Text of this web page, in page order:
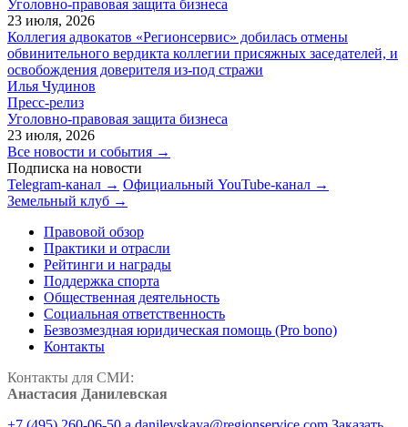
Уголовно-правовая защита бизнеса
23 июля, 2026
Коллегия адвокатов «Регионсервис» добилась отмены
обвинительного вердикта коллегии присяжных заседателей, и
освобождения доверителя из-под стражи
Илья Чудинов
Пресс-релиз
Уголовно-правовая защита бизнеса
23 июля, 2026
Все новости и события →
Подписка на новости
Telegram-канал → Официальный YouTube-канал →
Земельный клуб →
Правовой обзор
Практики и отрасли
Рейтинги и награды
Поддержка спорта
Общественная деятельность
Социальная ответственность
Безвозмездная юридическая помощь (Pro bono)
Контакты
Контакты для СМИ:
Анастасия Данилевская